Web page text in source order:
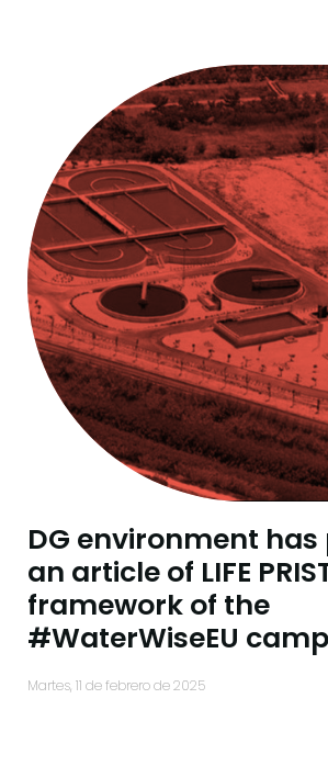
DG environment
an article of LIFE
framework of the
#WaterWiseEU
martes, 11 de febrero de 2025